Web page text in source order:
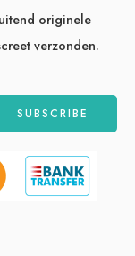
originele
verzonden.